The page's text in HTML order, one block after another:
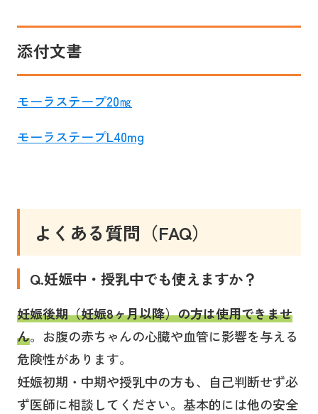
添付文書
モーラステープ20㎎
モーラステープL40mg
よくある質問（FAQ）
Q.妊娠中・授乳中でも使えますか？
妊娠後期（妊娠8ヶ月以降）の方は使用できませ
ん。お腹の赤ちゃんの心臓や血管に影響を与える
危険性があります。
妊娠初期・中期や授乳中の方も、自己判断せず必
ず医師に相談してください。基本的には他の安全